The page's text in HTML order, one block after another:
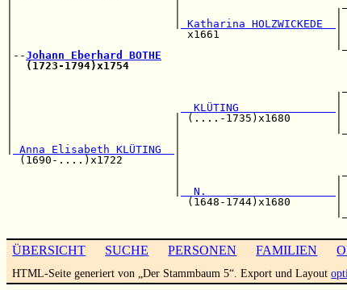
Katharina HOLZWICKEDE
|                           x1661
|--Johann Eberhard BOTHE
(1723-1794)x1754
  KLÜTING
|                         | (....-1735)x1680
Anna Elisabeth KLÜTING
(1690-....)x1722        |
  N.
(1648-1744)x1680
ÜBERSICHT SUCHE PERSONEN FAMILIEN
HTML-Seite generiert von „Der Stammbaum 5“. Export und Layout